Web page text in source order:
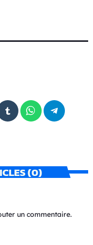
(0)
un commentaire.